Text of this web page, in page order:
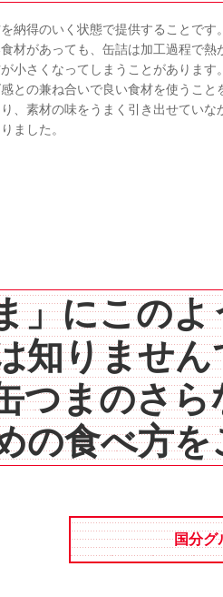
納得のいく状態で提供することです
食材があっても、缶詰は加工過程で熱
小さくなってしまうことがあります
との兼ね合いで良い食材を使うこと
、素材の味をうまく引き出せていな
ました。
」にこの
知りませ
つまのさ
の食べ方
国分グ